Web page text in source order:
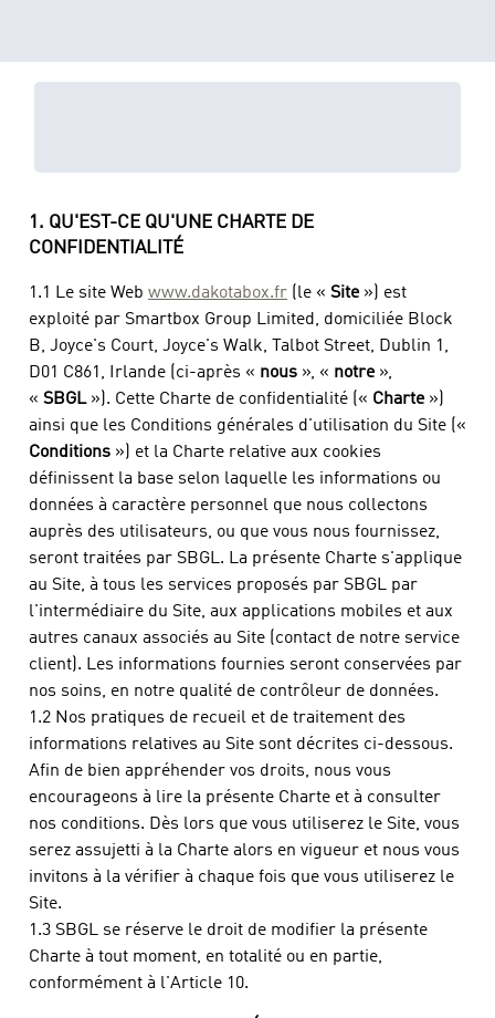
1. QU'EST-CE QU'UNE CHARTE DE
CONFIDENTIALITÉ
1.1 Le site Web www.dakotabox.fr (le « Site») est
exploité par Smartbox Group Limited, domiciliée Block
B, Joyce's Court, Joyce's Walk, Talbot Street, Dublin 1,
D01 C861, Irlande (ci-après « nous », « notre»,
« SBGL»). Cette Charte de confidentialité (« Charte»)
ainsi que les Conditions générales d'utilisation du Site («
Conditions ») et la Charte relative aux cookies
définissent la base selon laquelle les informations ou
données à caractère personnel que nous collectons
auprès des utilisateurs, ou que vous nous fournissez,
seront traitées par SBGL. La présente Charte s'applique
au Site, à tous les services proposés par SBGL par
l'intermédiaire du Site, aux applications mobiles et aux
autres canaux associés au Site (contact de notre service
client). Les informations fournies seront conservées par
nos soins, en notre qualité de contrôleur de données.
1.2 Nos pratiques de recueil et de traitement des
informations relatives au Site sont décrites ci-dessous.
Afin de bien appréhender vos droits, nous vous
encourageons à lire la présente Charte et à consulter
nos conditions. Dès lors que vous utiliserez le Site, vous
serez assujetti à la Charte alors en vigueur et nous vous
invitons à la vérifier à chaque fois que vous utiliserez le
Site.
1.3 SBGL se réserve le droit de modifier la présente
Charte à tout moment, en totalité ou en partie,
conformément à l'Article 10.